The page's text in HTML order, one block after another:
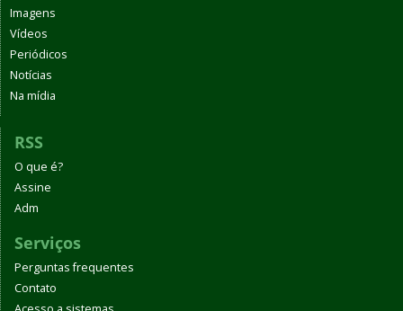
Imagens
Vídeos
Periódicos
Notícias
Na mídia
RSS
O que é?
Assine
Adm
Serviços
Perguntas frequentes
Contato